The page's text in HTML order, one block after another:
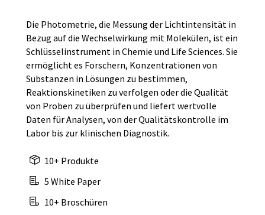
Die Photometrie, die Messung der Lichtintensität in
Bezug auf die Wechselwirkung mit Molekülen, ist ein
Schlüsselinstrument in Chemie und Life Sciences. Sie
ermöglicht es Forschern, Konzentrationen von
Substanzen in Lösungen zu bestimmen,
Reaktionskinetiken zu verfolgen oder die Qualität
von Proben zu überprüfen und liefert wertvolle
Daten für Analysen, von der Qualitätskontrolle im
Labor bis zur klinischen Diagnostik.
10+ Produkte
5 White Paper
10+ Broschüren